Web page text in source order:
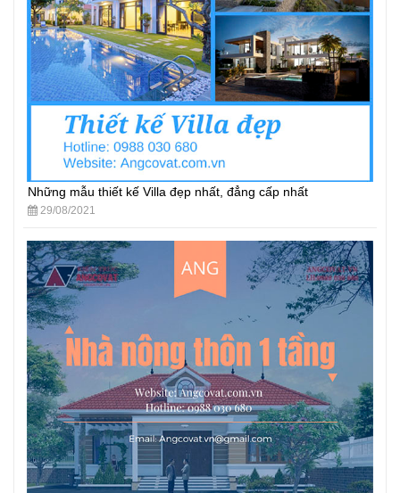
Những mẫu thiết kế Villa đẹp nhất, đẳng cấp nhất
29/08/2021